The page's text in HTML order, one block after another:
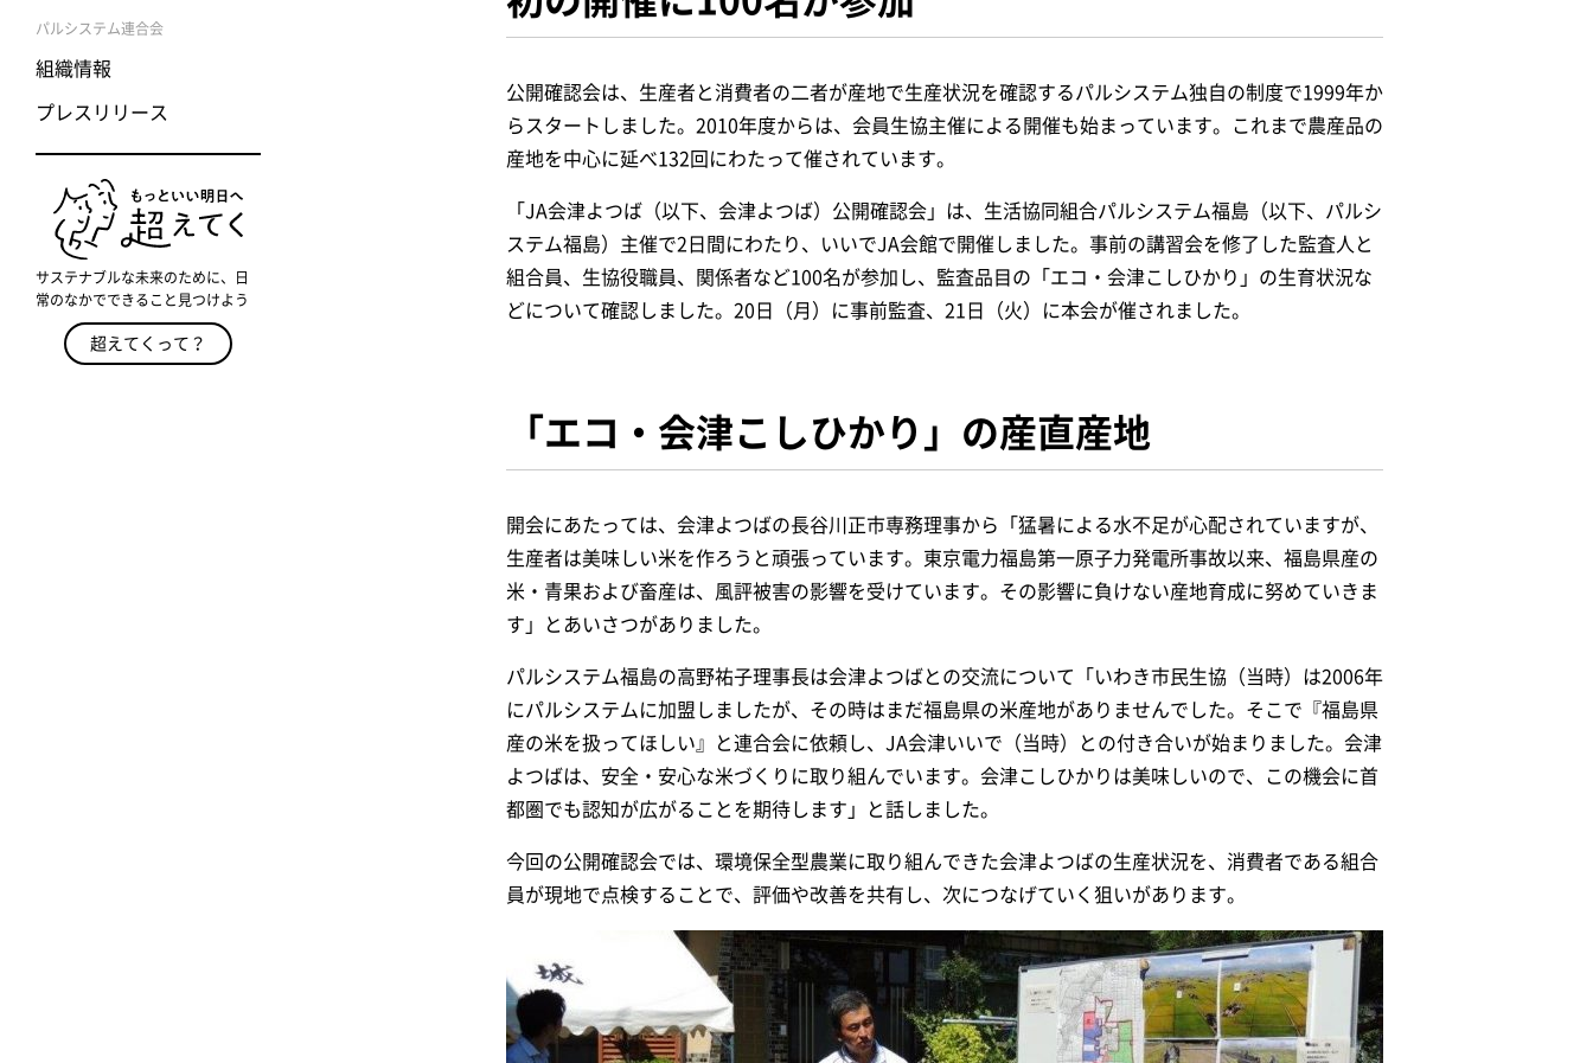
パルシステム連合会
組織情報
プレスリリース
サステナブルな未来のために、日
常のなかでできること見つけよう
超えてくって？
公開確認会は、生産者と消費者の二者が産地で生産状況を確認するパルシステム独自の制度で1999年か
らスタートしました。2010年度からは、会員生協主催による開催も始まっています。これまで農産品の
産地を中心に延べ132回にわたって催されています。
「JA会津よつば（以下、会津よつば）公開確認会」は、生活協同組合パルシステム福島（以下、パルシ
ステム福島）主催で2日間にわたり、いいでJA会館で開催しました。事前の講習会を修了した監査人と
組合員、生協役職員、関係者など100名が参加し、監査品目の「エコ・会津こしひかり」の生育状況な
どについて確認しました。20日（月）に事前監査、21日（火）に本会が催されました。
「エコ・会津こしひかり」の産直産地
開会にあたっては、会津よつばの長谷川正市専務理事から「猛暑による水不足が心配されていますが、
生産者は美味しい米を作ろうと頑張っています。東京電力福島第一原子力発電所事故以来、福島県産の
米・青果および畜産は、風評被害の影響を受けています。その影響に負けない産地育成に努めていきま
す」とあいさつがありました。
パルシステム福島の高野祐子理事長は会津よつばとの交流について「いわき市民生協（当時）は2006年
にパルシステムに加盟しましたが、その時はまだ福島県の米産地がありませんでした。そこで『福島県
産の米を扱ってほしい』と連合会に依頼し、JA会津いいで（当時）との付き合いが始まりました。会津
よつばは、安全・安心な米づくりに取り組んでいます。会津こしひかりは美味しいので、この機会に首
都圏でも認知が広がることを期待します」と話しました。
今回の公開確認会では、環境保全型農業に取り組んできた会津よつばの生産状況を、消費者である組合
員が現地で点検することで、評価や改善を共有し、次につなげていく狙いがあります。